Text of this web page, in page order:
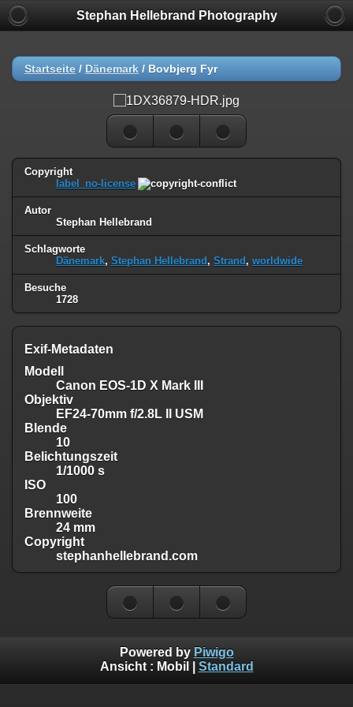
Stephan Hellebrand Photography
Startseite / Dänemark / Bovbjerg Fyr
Copyright
label_no-license
Autor
Stephan Hellebrand
Schlagworte
Dänemark, Stephan Hellebrand , Strand , worldwide
Besuche
1728
Exif-Metadaten
Modell
Canon EOS-1D X Mark III
Objektiv
EF24-70mm f/2.8L II USM
Blende
10
Belichtungszeit
1/1000 s
ISO
100
Brennweite
24 mm
Copyright
stephanhellebrand.com
Powered by Piwigo
Ansicht : Mobil Standard